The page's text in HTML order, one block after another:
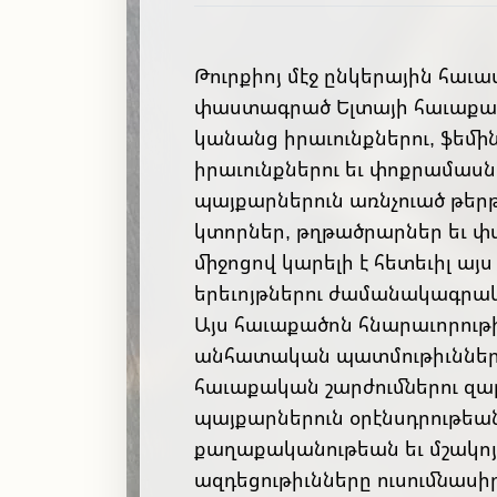
Թուրքիոյ մէջ ընկերային
փաստագրած Ելտայի
կանանց իրաւունքներու,
իրաւունքներու եւ
պայքարներուն առնչուած
կտորներ, թղթածրարներ եւ
միջոցով կարելի է հետեւիլ
երեւոյթներու
Այս հաւաքածոն
անհատական
հաւաքական շարժումներու
պայքարներուն
քաղաքականութեան եւ
ազդեցութիւնները